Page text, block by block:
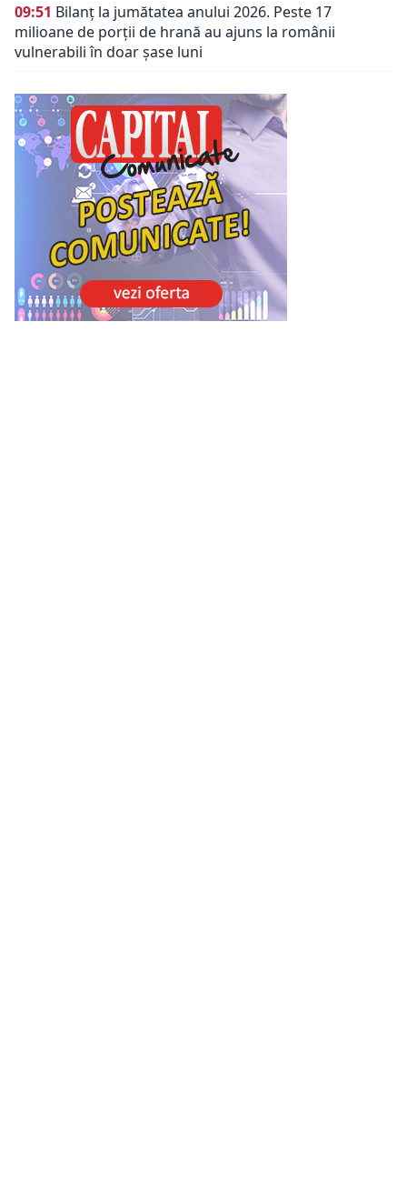
09:51 Bilanț la jumătatea anului 2026. Peste 17
milioane de porții de hrană au ajuns la românii
vulnerabili în doar șase luni